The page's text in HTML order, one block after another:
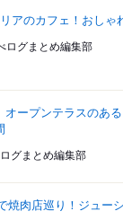
アのカフェ！おしゃ
ログまとめ編集部
オープンテラスのあ
グまとめ編集部
焼肉店巡り！ジュー